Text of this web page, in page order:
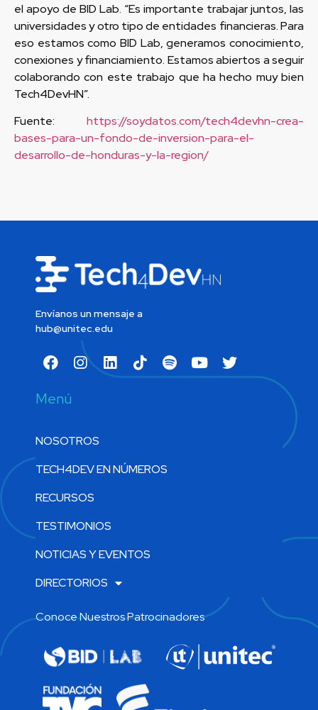
el apoyo de BID Lab. “Es importante trabajar juntos, las
universidades y otro tipo de entidades financieras. Para
eso estamos como BID Lab, generamos conocimiento,
conexiones y financiamiento. Estamos abiertos a seguir
colaborando con este trabajo que ha hecho muy bien
Tech4DevHN”.
Fuente: https://soydatos.com/tech4devhn-crea-
bases-para-un-fondo-de-inversion-para-el-
desarrollo-de-honduras-y-la-region/
Envíanos un mensaje a
hub@unitec.edu
Menú
NOSOTROS
TECH4DEV EN NÚMEROS
RECURSOS
TESTIMONIOS
NOTICIAS Y EVENTOS
DIRECTORIOS
Conoce Nuestros Patrocinadores